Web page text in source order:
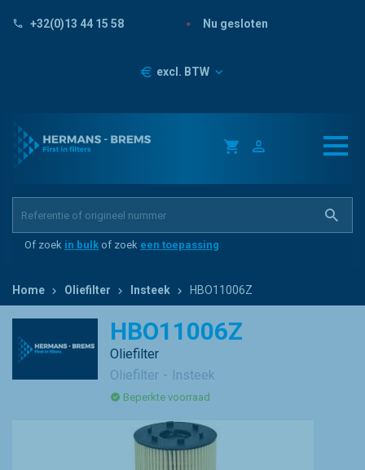
+32(0)13 44 15 58 Nu gesloten
Prijzen
excl. BTW
Of zoek in bulk of zoek een toepassing
Home Oliefilter Insteek HBO11006Z
HBO11006Z
Oliefilter
Oliefilter
Insteek
Beperkte voorraad